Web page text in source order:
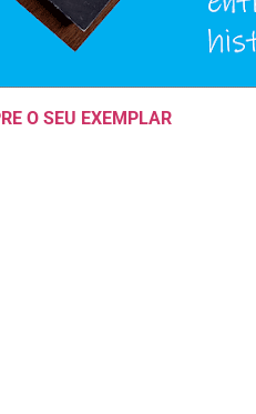
O SEU EXEMPLAR